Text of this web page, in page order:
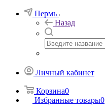
Пермь
Назад
Личный кабинет
Корзина0
Избранные товары0